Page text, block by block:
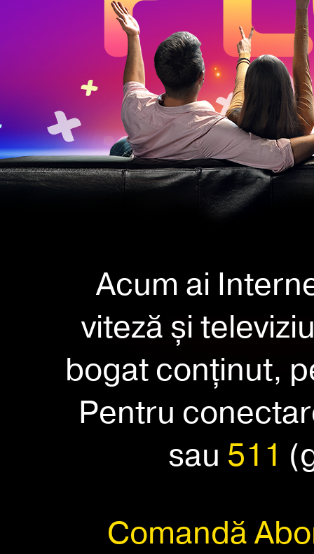
Acum ai
viteză și
bogat conținut,
Pentru
sau 511
Comandă